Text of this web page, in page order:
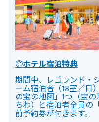
◎ホテル宿泊特典
期間中、レゴランド・
ーム宿泊者（18室／日
の宝の地図」1つ（宝
ちわ）と宿泊者全員の
前予約券が付きます。